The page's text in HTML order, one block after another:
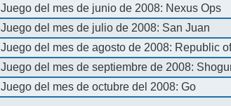
Juego del mes de junio de 2008: Nexus Ops
Juego del mes de julio de 2008: San Juan
Juego del mes de agosto de 2008: Republic
Juego del mes de septiembre de 2008:
Juego del mes de octubre del 2008: Go